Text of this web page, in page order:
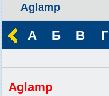
Aglamp
А Б В Г
Aglamp